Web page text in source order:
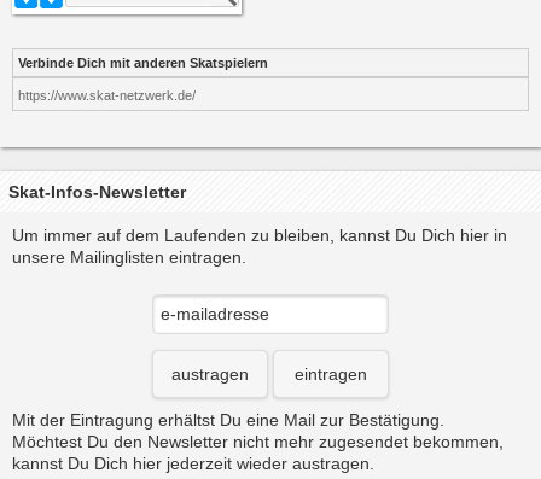
Verbinde Dich mit anderen Skatspielern
https://www.skat-netzwerk.de/
Skat-Infos-Newsletter
Um immer auf dem Laufenden zu bleiben, kannst Du Dich hier in
unsere Mailinglisten eintragen.
austragen eintragen
Mit der Eintragung erhältst Du eine Mail zur Bestätigung.
Möchtest Du den Newsletter nicht mehr zugesendet bekommen,
kannst Du Dich hier jederzeit wieder austragen.